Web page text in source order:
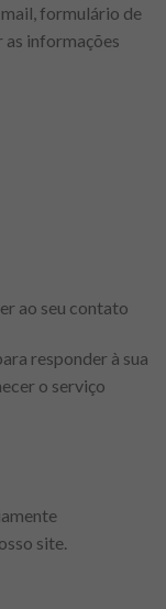
formulário de
informações
ao seu contato
responder à sua
o serviço
site.